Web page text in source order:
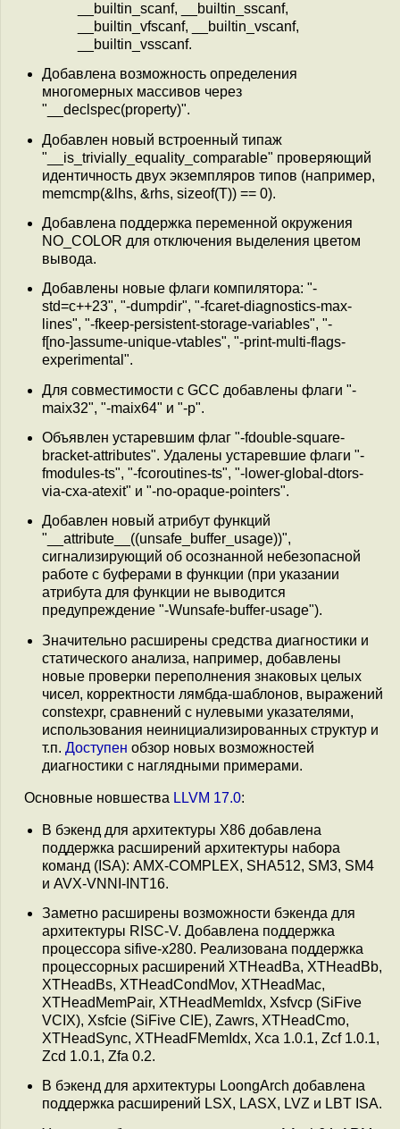
__builtin_scanf, __builtin_sscanf,
__builtin_vfscanf, __builtin_vscanf,
__builtin_vsscanf.
Добавлена возможность определения
многомерных массивов через
"__declspec(property)".
Добавлен новый встроенный типаж
"__is_trivially_equality_comparable" проверяющий
идентичность двух экземпляров типов (например,
memcmp(&lhs, &rhs, sizeof(T)) == 0).
Добавлена поддержка переменной окружения
NO_COLOR для отключения выделения цветом
вывода.
Добавлены новые флаги компилятора: "-
std=c++23", "-dumpdir", "-fcaret-diagnostics-max-
lines", "-fkeep-persistent-storage-variables", "-
f[no-]assume-unique-vtables", "-print-multi-flags-
experimental".
Для совместимости с GCC добавлены флаги "-
maix32", "-maix64" и "-p".
Объявлен устаревшим флаг "-fdouble-square-
bracket-attributes". Удалены устаревшие флаги "-
fmodules-ts", "-fcoroutines-ts", "-lower-global-dtors-
via-cxa-atexit" и "-no-opaque-pointers".
Добавлен новый атрибут функций
"__attribute__((unsafe_buffer_usage))",
сигнализирующий об осознанной небезопасной
работе с буферами в функции (при указании
атрибута для функции не выводится
предупреждение "-Wunsafe-buffer-usage").
Значительно расширены средства диагностики и
статического анализа, например, добавлены
новые проверки переполнения знаковых целых
чисел, корректности лямбда-шаблонов, выражений
constexpr, сравнений с нулевыми указателями,
использования неинициализированных структур и
т.п. Доступен обзор новых возможностей
диагностики с наглядными примерами.
Основные новшества LLVM 17.0:
В бэкенд для архитектуры X86 добавлена
поддержка расширений архитектуры набора
команд (ISA): AMX-COMPLEX, SHA512, SM3, SM4
и AVX-VNNI-INT16.
Заметно расширены возможности бэкенда для
архитектуры RISC-V. Добавлена поддержка
процессора sifive-x280. Реализована поддержка
процессорных расширений XTHeadBa, XTHeadBb,
XTHeadBs, XTHeadCondMov, XTHeadMac,
XTHeadMemPair, XTHeadMemIdx, Xsfvcp (SiFive
VCIX), Xsfcie (SiFive CIE), Zawrs, XTHeadCmo,
XTHeadSync, XTHeadFMemIdx, Xca 1.0.1, Zcf 1.0.1,
Zcd 1.0.1, Zfa 0.2.
В бэкенд для архитектуры LoongArch добавлена
поддержка расширений LSX, LASX, LVZ и LBT ISA.